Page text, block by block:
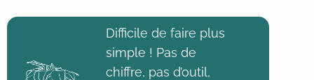
Difficile de faire plus
simple ! Pas de
chiffre, pas d’outil,